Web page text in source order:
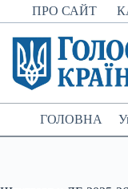
Перейти
до
вмісту
ПРО САЙТ
ГОЛОВНА